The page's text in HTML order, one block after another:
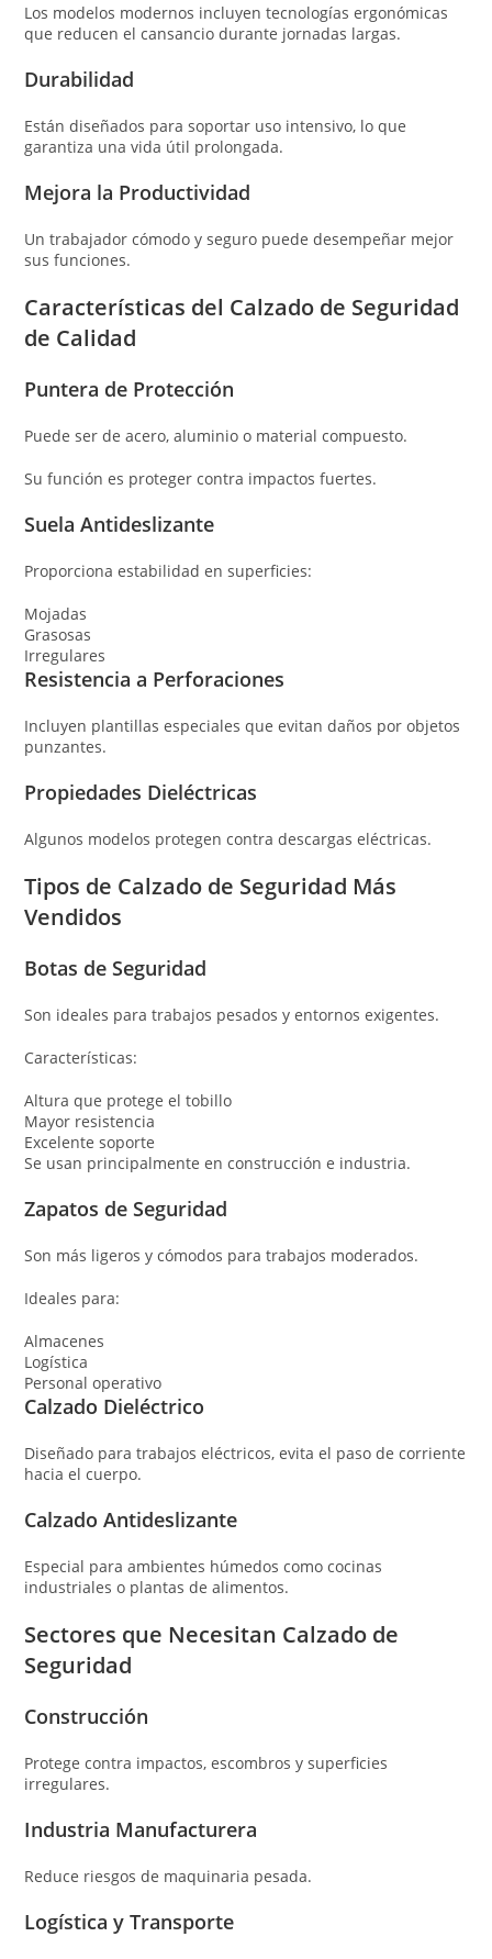
Los modelos modernos incluyen tecnologías ergonómicas
que reducen el cansancio durante jornadas largas.
Durabilidad
Están diseñados para soportar uso intensivo, lo que
garantiza una vida útil prolongada.
Mejora la Productividad
Un trabajador cómodo y seguro puede desempeñar mejor
sus funciones.
Características del Calzado de Seguridad
de Calidad
Puntera de Protección
Puede ser de acero, aluminio o material compuesto.
Su función es proteger contra impactos fuertes.
Suela Antideslizante
Proporciona estabilidad en superficies:
Mojadas
Grasosas
Irregulares
Resistencia a Perforaciones
Incluyen plantillas especiales que evitan daños por objetos
punzantes.
Propiedades Dieléctricas
Algunos modelos protegen contra descargas eléctricas.
Tipos de Calzado de Seguridad Más
Vendidos
Botas de Seguridad
Son ideales para trabajos pesados y entornos exigentes.
Características:
Altura que protege el tobillo
Mayor resistencia
Excelente soporte
Se usan principalmente en construcción e industria.
Zapatos de Seguridad
Son más ligeros y cómodos para trabajos moderados.
Ideales para:
Almacenes
Logística
Personal operativo
Calzado Dieléctrico
Diseñado para trabajos eléctricos, evita el paso de corriente
hacia el cuerpo.
Calzado Antideslizante
Especial para ambientes húmedos como cocinas
industriales o plantas de alimentos.
Sectores que Necesitan Calzado de
Seguridad
Construcción
Protege contra impactos, escombros y superficies
irregulares.
Industria Manufacturera
Reduce riesgos de maquinaria pesada.
Logística y Transporte